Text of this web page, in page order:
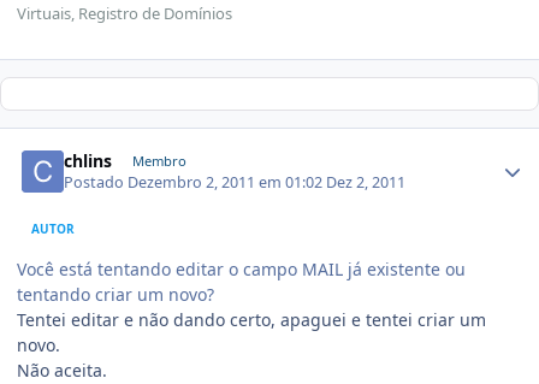
Virtuais, Registro de Domínios
chlins Membro
Postado Dezembro 2, 2011 em 01:02 Dez 2, 2011
AUTOR
Você está tentando editar o campo MAIL já existente ou
tentando criar um novo?
Tentei editar e não dando certo, apaguei e tentei criar um
novo.
Não aceita.